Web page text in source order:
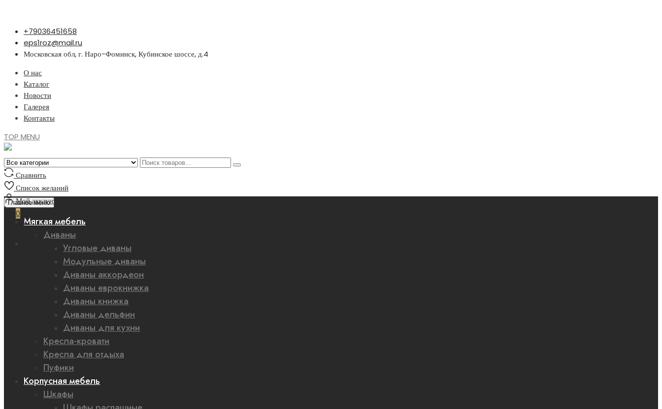
Перейти
содержимому
+79036451658
eps1roz@mail.ru
Московская обл, г. Наро-Фоминск, Кубинское шоссе, д.4
О нас
Каталог
Новости
Галерея
Контакты
TOP MENU
Сравнить
Список желаний
Мой аккаунт
0
0,00 ₽
Главное меню
Мягкая мебель
Диваны
Угловые диваны
Модульные диваны
Диваны аккордеон
Диваны еврокнижка
Диваны книжка
Диваны дельфин
Диваны для кухни
Кресла-кровати
Кресла для отдыха
Пуфики
Корпусная мебель
Шкафы